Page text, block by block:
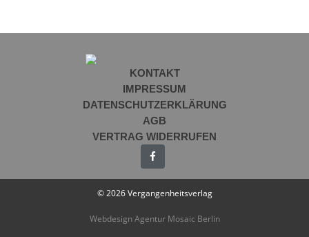
KONTAKT
IMPRESSUM
DATENSCHUTZERKLÄRUNG
AGB
VERTRAG WIDERRUFEN
© 2026 Vergangenheitsverlag
Webdesign Agentur Mosaic Berlin